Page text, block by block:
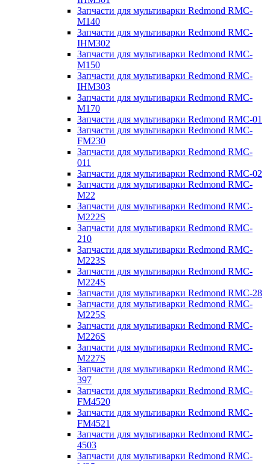
Запчасти для мультиварки Redmond RMC-
M140
Запчасти для мультиварки Redmond RMC-
IHM302
Запчасти для мультиварки Redmond RMC-
M150
Запчасти для мультиварки Redmond RMC-
IHM303
Запчасти для мультиварки Redmond RMC-
M170
Запчасти для мультиварки Redmond RMC-01
Запчасти для мультиварки Redmond RMC-
FM230
Запчасти для мультиварки Redmond RMC-
011
Запчасти для мультиварки Redmond RMC-02
Запчасти для мультиварки Redmond RMC-
M22
Запчасти для мультиварки Redmond RMC-
M222S
Запчасти для мультиварки Redmond RMC-
210
Запчасти для мультиварки Redmond RMC-
M223S
Запчасти для мультиварки Redmond RMC-
M224S
Запчасти для мультиварки Redmond RMC-28
Запчасти для мультиварки Redmond RMC-
M225S
Запчасти для мультиварки Redmond RMC-
M226S
Запчасти для мультиварки Redmond RMC-
M227S
Запчасти для мультиварки Redmond RMC-
397
Запчасти для мультиварки Redmond RMC-
FM4520
Запчасти для мультиварки Redmond RMC-
FM4521
Запчасти для мультиварки Redmond RMC-
4503
Запчасти для мультиварки Redmond RMC-